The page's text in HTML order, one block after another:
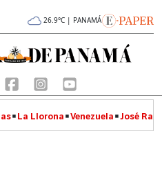
26.9°C | PANAMÁ
La Llorona Venezuela José